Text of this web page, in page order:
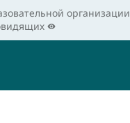
организации